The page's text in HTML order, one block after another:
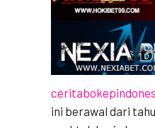
ini berawal dari